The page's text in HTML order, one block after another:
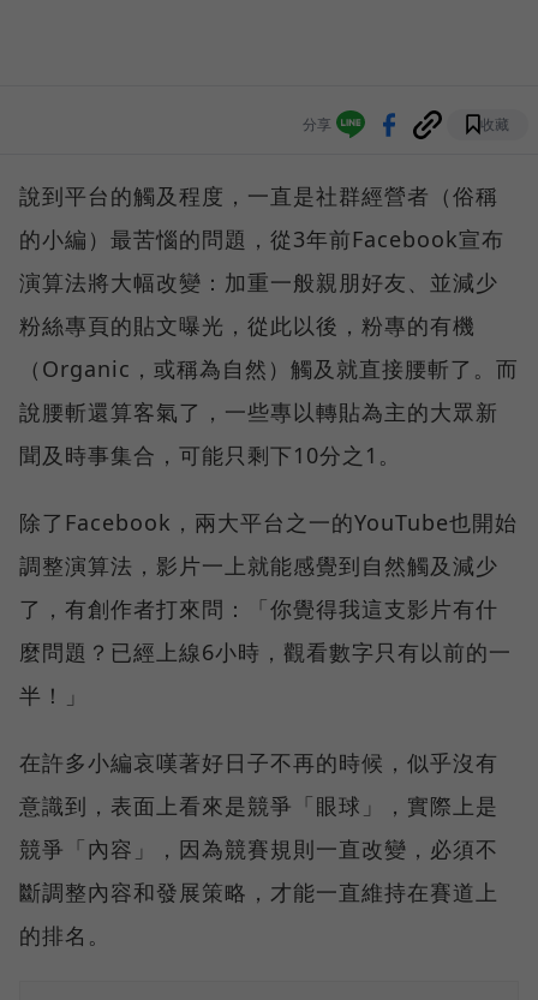
分享 收藏
說到平台的觸及程度，一直是社群經營者（俗稱
的小編）最苦惱的問題，從3年前Facebook宣布
演算法將大幅改變：加重一般親朋好友、並減少
粉絲專頁的貼文曝光，從此以後，粉專的有機
（Organic，或稱為自然）觸及就直接腰斬了。而
說腰斬還算客氣了，一些專以轉貼為主的大眾新
聞及時事集合，可能只剩下10分之1。
除了Facebook，兩大平台之一的YouTube也開始
調整演算法，影片一上就能感覺到自然觸及減少
了，有創作者打來問：「你覺得我這支影片有什
麼問題？已經上線6小時，觀看數字只有以前的一
半！」
在許多小編哀嘆著好日子不再的時候，似乎沒有
意識到，表面上看來是競爭「眼球」，實際上是
競爭「內容」，因為競賽規則一直改變，必須不
斷調整內容和發展策略，才能一直維持在賽道上
的排名。